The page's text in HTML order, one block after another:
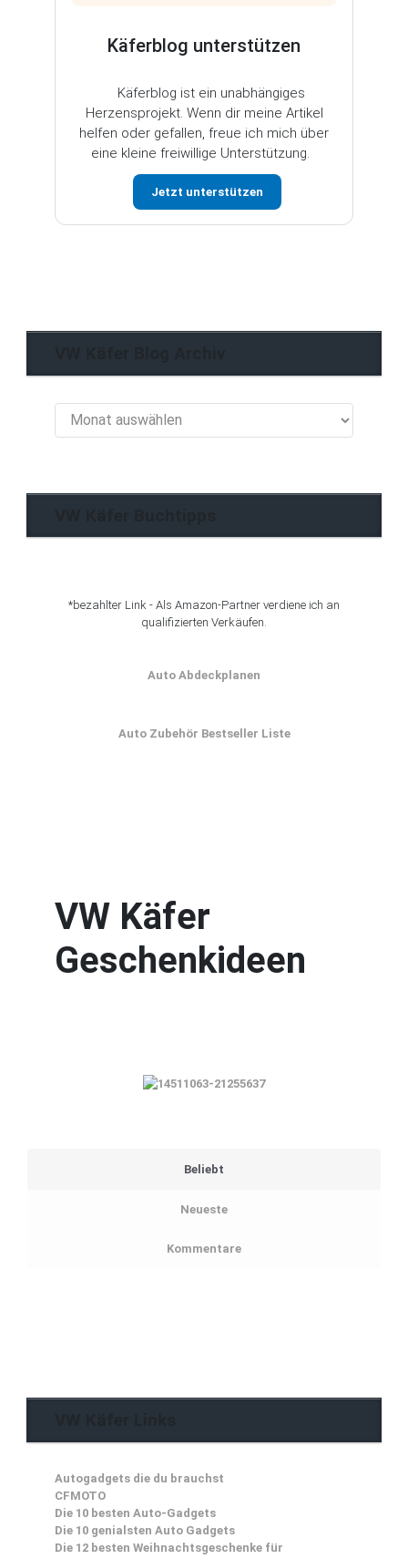
Käferblog unterstützen
Käferblog ist ein unabhängiges
Herzensprojekt. Wenn dir meine Artikel
helfen oder gefallen, freue ich mich über
eine kleine freiwillige Unterstützung.
Jetzt unterstützen
Käfer
*bezahlter Link - Als Amazon-Partner verdiene ich an
qualifizierten Verkäufen.
Auto Abdeckplanen
Auto Zubehör Bestseller Liste
VW Käfer
Geschenkideen
Beliebt
Neueste
Kommentare
Autogadgets die du brauchst
CFMOTO
Die 10 besten Auto-Gadgets
Die 10 genialsten Auto Gadgets
Die 12 besten Weihnachtsgeschenke für